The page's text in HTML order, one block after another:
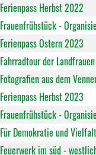
Ferienpass Herbst 2022
Frauenfrühstück -
Ferienpass Ostern 2023
Fahrradtour der
Fotografien aus dem
Ferienpass Herbst 2023
Frauenfrühstück -
Für Demokratie und
Feuerwerk im süd -